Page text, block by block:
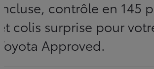
contrôle en 145
colis surprise pour
Approved.